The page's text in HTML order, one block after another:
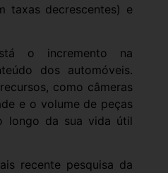
taxas decrescentes) e
o incremento na
dos automóveis.
como câmeras
e o volume de peças
longo da sua vida útil
recente pesquisa da